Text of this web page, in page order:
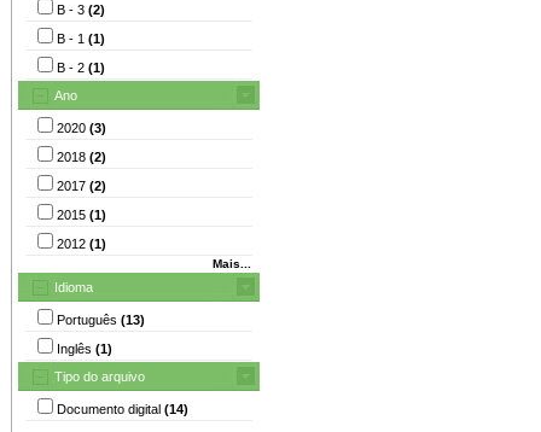
B - 3 (2)
B - 1 (1)
B - 2 (1)
Ano
2020 (3)
2018 (2)
2017 (2)
2015 (1)
2012 (1)
Mais...
Idioma
Português (13)
Inglês (1)
Tipo do arquivo
Documento digital (14)